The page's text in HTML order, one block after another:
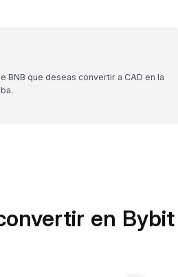
BNB que deseas convertir a CAD en la
en Bybit